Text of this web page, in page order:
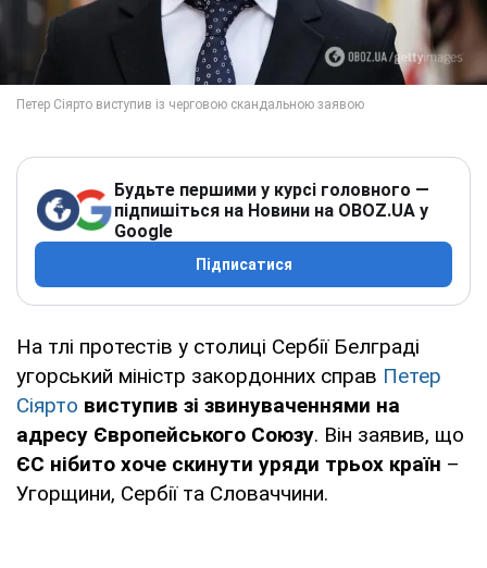
Будьте першими у курсі головного —
підпишіться на Новини на OBOZ.UA у
Google
Підписатися
На тлі протестів у столиці Сербії Белграді
угорський міністр закордонних справ Петер
Сіярто виступив зі звинуваченнями на
адресу Європейського Союзу. Він заявив, що
ЄС нібито хоче скинути уряди трьох країн –
Угорщини, Сербії та Словаччини.